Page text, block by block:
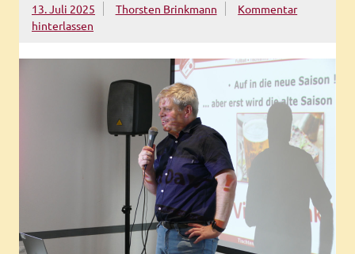
13. Juli 2025 Thorsten Brinkmann
Kommentar
hinterlassen